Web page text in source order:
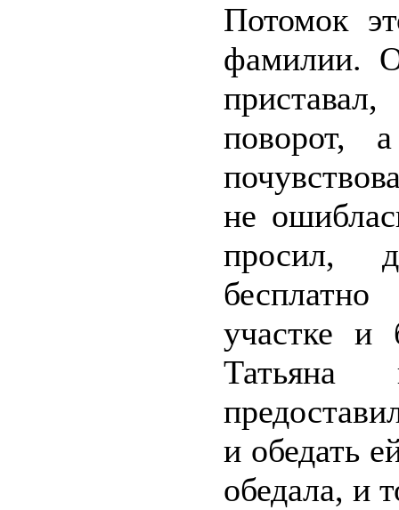
Потомок
фамилии.
поворот,
не
просил,
участке и
и обедать
обедала, и